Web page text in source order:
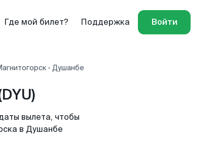
Где мой билет? Поддержка Войти
- Душанбе
вылета, чтобы
в Душанбе